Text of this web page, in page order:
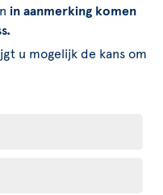
in aanmerking komen
u mogelijk de kans om